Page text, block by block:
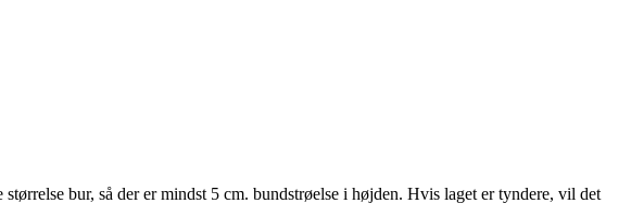
bur, så der er mindst 5 cm. bundstrøelse i højden. Hvis laget er tyndere, vil det